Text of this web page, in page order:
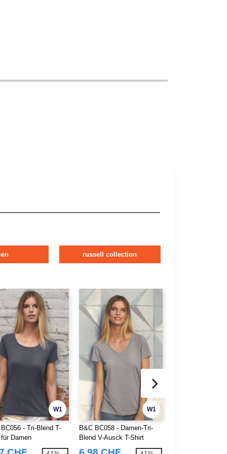
russell collection
W1
- Tri-Blend T-
Damen
W1
B&C BC058 - Damen-Tri-
Blend V-Ausck T-Shirt